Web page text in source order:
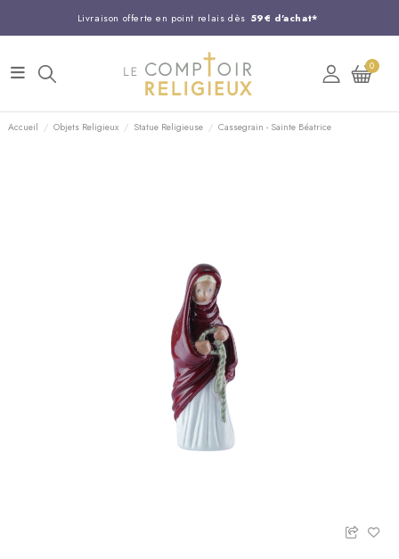
Livraison offerte en point relais dès 59€ d'achat*
Entreprise Française familiale
Support client disponible au 03 20 24 74 15
Commandez avant 14H, expédition le jour même !
0
Accueil Objets Religieux Statue Religieuse Cassegrain - Sainte Béatrice